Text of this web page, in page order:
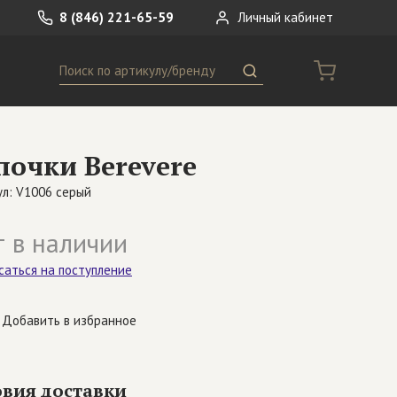
8 (846) 221-65-59 Личный кабинет
Другое
Поиск
Berevere
V1006 серый
в наличии
на поступление
Добавить в избранное
доставки